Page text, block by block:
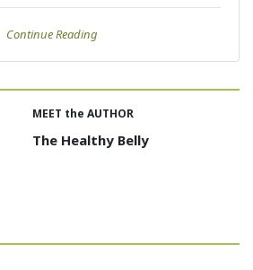
Continue Reading
MEET the AUTHOR
The Healthy Belly